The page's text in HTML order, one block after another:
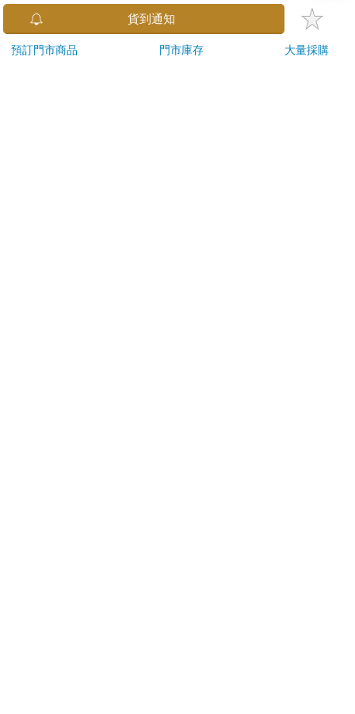
後，除商品本身有瑕疵外，將不提供7天的猶豫期：
易於腐敗、保存期限較短或解約時即將逾期。（如：生
鮮食品）
貨到通知
預訂門市商品 門市庫存 大量採購